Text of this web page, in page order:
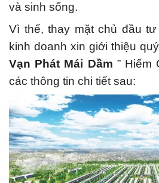
và sinh sống.
Vì thế, thay mặt chủ đầu
kinh doanh xin giới thiệu
Vạn Phát Mái Dầm ” Hiếm
các thông tin chi tiết sau: